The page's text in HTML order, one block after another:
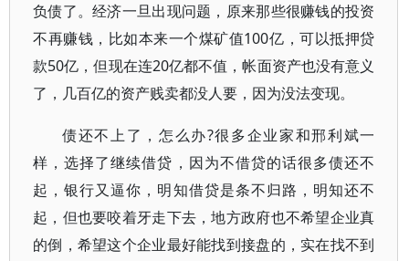
负债了。经济一旦出现问题，原来那些很赚钱的投资
不再赚钱，比如本来一个煤矿值100亿，可以抵押贷
款50亿，但现在连20亿都不值，帐面资产也没有意义
了，几百亿的资产贱卖都没人要，因为没法变现。
债还不上了，怎么办?很多企业家和邢利斌一
样，选择了继续借贷，因为不借贷的话很多债还不
起，银行又逼你，明知借贷是条不归路，明知还不
起，但也要咬着牙走下去，地方政府也不希望企业真
的倒，希望这个企业最好能找到接盘的，实在找不到